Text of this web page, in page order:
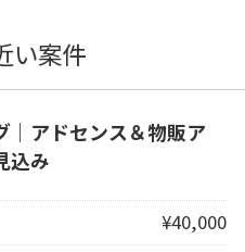
い案件
｜アドセンス＆物販ア
込み
¥40,000